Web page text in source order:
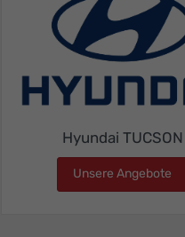
Hyundai TUCSON
Unsere Angebote